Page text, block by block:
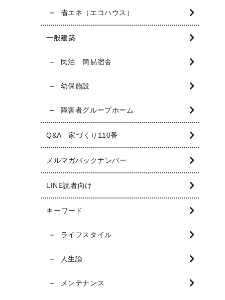
省エネ（エコハウス）
一般建築
民泊 簡易宿舎
幼保施設
障害者グループホーム
Q&A 家づくり110番
メルマガバックナンバー
LINE読者向け
キーワード
ライフスタイル
人生論
メンテナンス